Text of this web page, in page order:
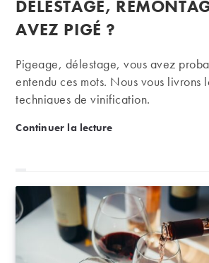
DÉLESTAGE,
AVEZ PIGÉ ?
Pigeage, délestage, vous avez
entendu ces mots. Nous vous livrons
techniques de vinification.
Continuer la lectureLes mots du vin :